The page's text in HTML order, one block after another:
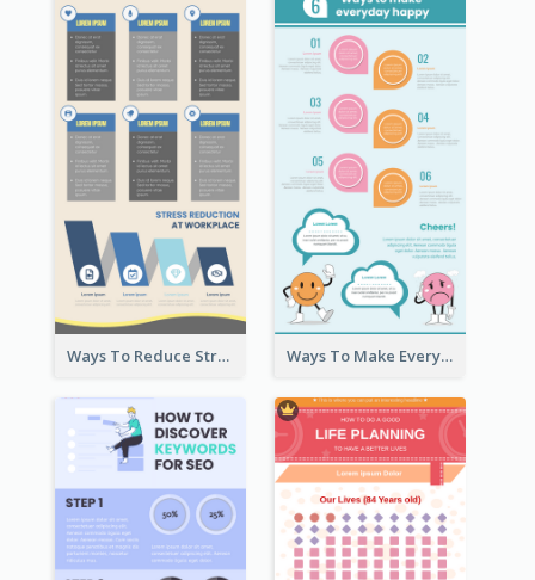
Ways To Reduce Stress Infographic Ways To Make Everyday Happy